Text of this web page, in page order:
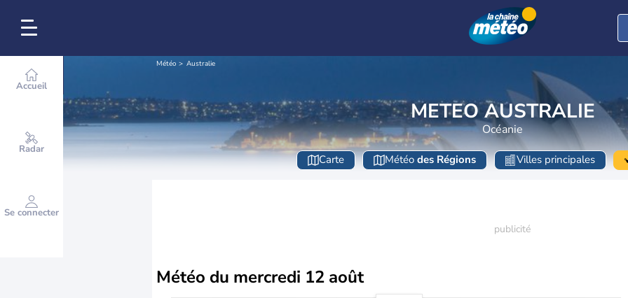
Accueil
Radar
Se connecter
Météo Australie
METEO AUSTRALIE
Océanie
Carte Météo des Régions Villes principales
Météo du mercredi 12 août